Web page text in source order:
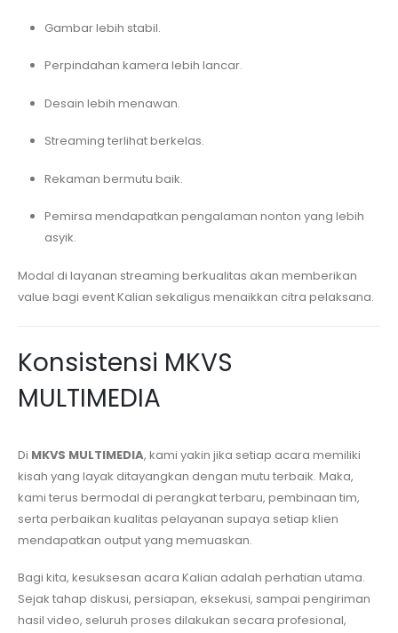
Gambar lebih stabil.
Perpindahan kamera lebih lancar.
Desain lebih menawan.
Streaming terlihat berkelas.
Rekaman bermutu baik.
Pemirsa mendapatkan pengalaman nonton yang lebih
asyik.
Modal di layanan streaming berkualitas akan memberikan
value bagi event Kalian sekaligus menaikkan citra pelaksana.
Konsistensi MKVS
MULTIMEDIA
Di MKVS MULTIMEDIA, kami yakin jika setiap acara memiliki
kisah yang layak ditayangkan dengan mutu terbaik. Maka,
kami terus bermodal di perangkat terbaru, pembinaan tim,
serta perbaikan kualitas pelayanan supaya setiap klien
mendapatkan output yang memuaskan.
Bagi kita, kesuksesan acara Kalian adalah perhatian utama.
Sejak tahap diskusi, persiapan, eksekusi, sampai pengiriman
hasil video, seluruh proses dilakukan secara profesional,